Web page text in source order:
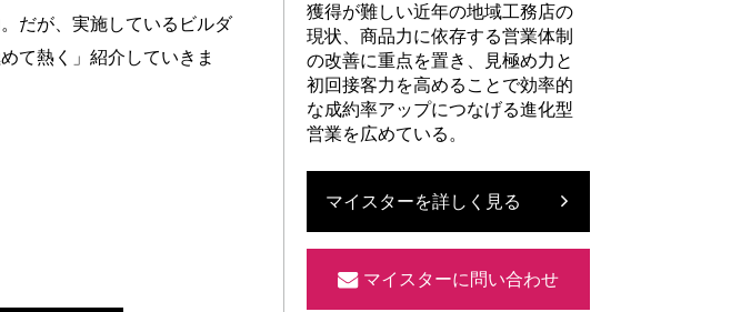
だが、実施しているビルダ
て熱く」紹介していきま
獲得が難しい近年の地域工務店の
現状、商品力に依存する営業体制
の改善に重点を置き、見極め力と
初回接客力を高めることで効率的
な成約率アップにつなげる進化型
営業を広めている。
マイスターを詳しく見る
マイスターに問い合わせ